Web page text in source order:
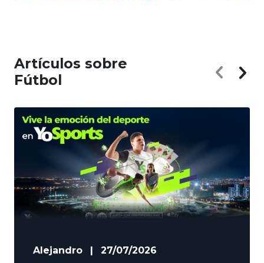
Artículos sobre
Fútbol
Alejandro
27/07/2026